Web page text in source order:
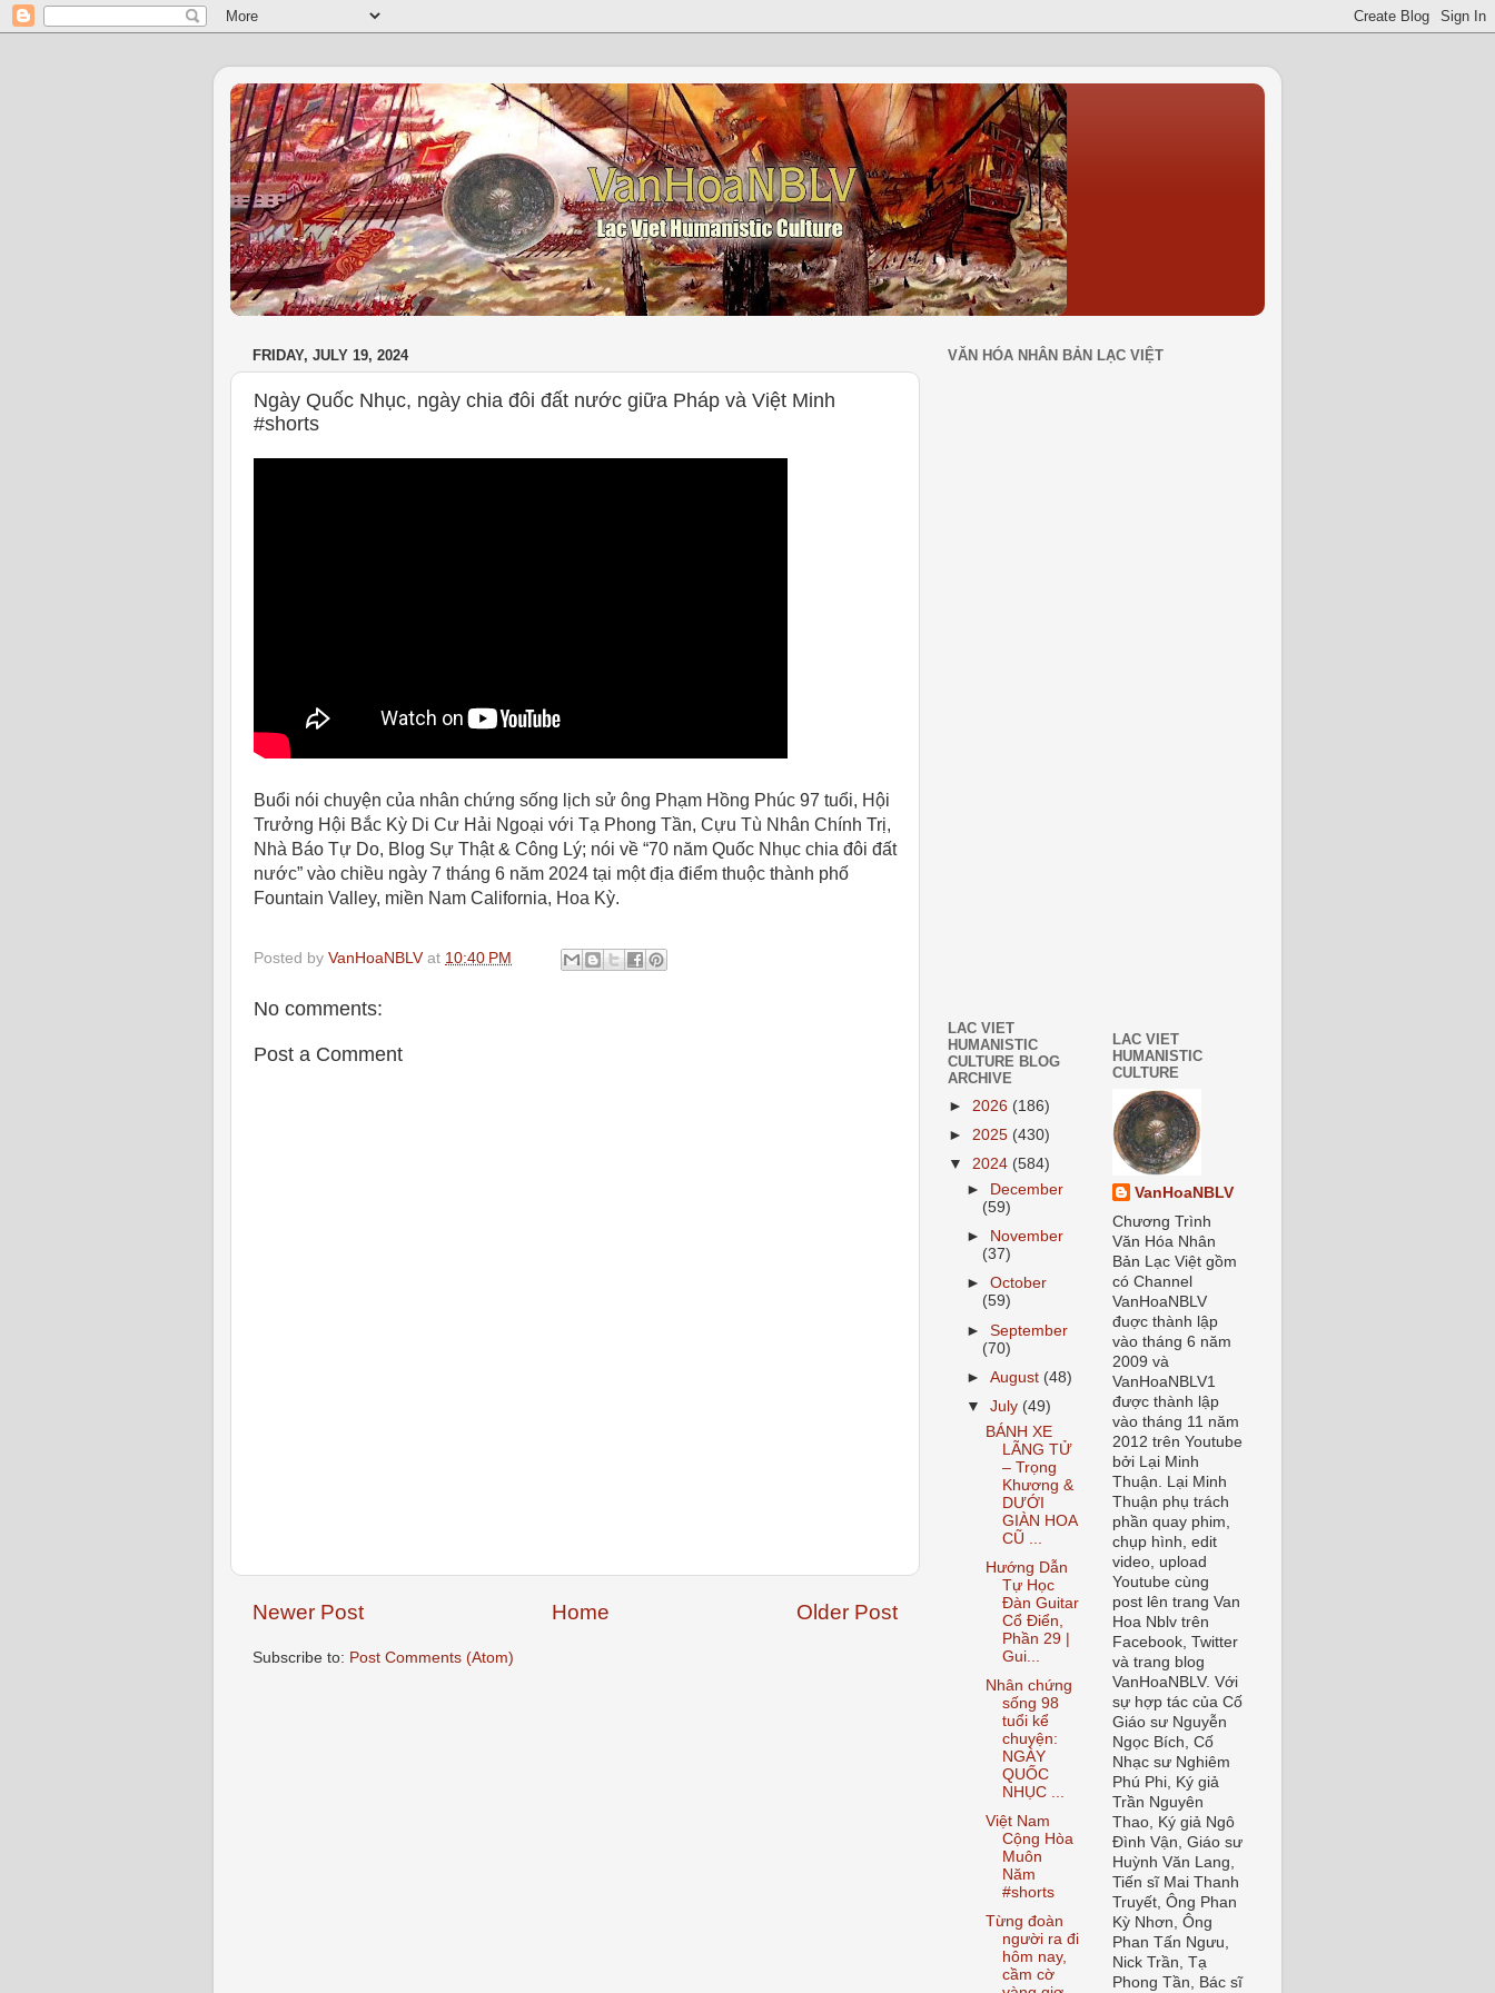
FRIDAY, JULY 19, 2024
Ngày Quốc Nhục, ngày chia đôi đất nước giữa Pháp và Việt Minh
#shorts
Buổi nói chuyện của nhân chứng sống lịch sử ông Phạm Hồng Phúc 97 tuổi, Hội
Trưởng Hội Bắc Kỳ Di Cư Hải Ngoại với Tạ Phong Tần, Cựu Tù Nhân Chính Trị,
Nhà Báo Tự Do, Blog Sự Thật & Công Lý; nói về “70 năm Quốc Nhục chia đôi đất
nước” vào chiều ngày 7 tháng 6 năm 2024 tại một địa điểm thuộc thành phố
Fountain Valley, miền Nam California, Hoa Kỳ.
Posted by VanHoaNBLV at 10:40 PM
No comments:
Post a Comment
Newer Post Older Post
Home
Subscribe to: Post Comments (Atom)
VĂN HÓA NHÂN BẢN LẠC VIỆT
LAC VIET
HUMANISTIC
CULTURE BLOG
ARCHIVE
► 2026 (186)
► 2025 (430)
▼ 2024 (584)
►
December
(59)
►
November
(37)
►October
(59)
►September
(70)
►August (48)
▼July (49)
BÁNH XE
LÃNG TỬ
– Trọng
Khương &
DƯỚI
GIÀN HOA
CŨ ...
Hướng Dẫn
Tự Học
Đàn Guitar
Cổ Điển,
Phần 29 |
Gui...
Nhân chứng
sống 98
tuổi kể
chuyện:
NGÀY
QUỐC
NHỤC ...
Việt Nam
Cộng Hòa
Muôn
Năm
#shorts
Từng đoàn
người ra đi
hôm nay,
cầm cờ
LAC VIET
HUMANISTIC
CULTURE
VanHoaNBLV
Chương Trình
Văn Hóa Nhân
Bản Lạc Việt gồm
có Channel
VanHoaNBLV
đuợc thành lập
vào tháng 6 năm
2009 và
VanHoaNBLV1
được thành lập
vào tháng 11 năm
2012 trên Youtube
bởi Lại Minh
Thuận. Lại Minh
Thuận phụ trách
phần quay phim,
chụp hình, edit
video, upload
Youtube cùng
post lên trang Van
Hoa Nblv trên
Facebook, Twitter
và trang blog
VanHoaNBLV. Với
sự hợp tác của Cố
Giáo sư Nguyễn
Ngọc Bích, Cố
Nhạc sư Nghiêm
Phú Phi, Ký giả
Trần Nguyên
Thao, Ký giả Ngô
Đình Vận, Giáo sư
Huỳnh Văn Lang,
Tiến sĩ Mai Thanh
Truyết, Ông Phan
Kỳ Nhơn, Ông
Phan Tấn Ngưu,
Nick Trần, Tạ
Phong Tần, Bác sĩ